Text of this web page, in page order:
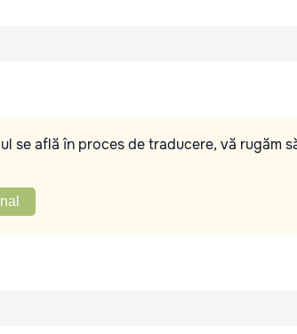
se află în proces de traducere, vă rugăm